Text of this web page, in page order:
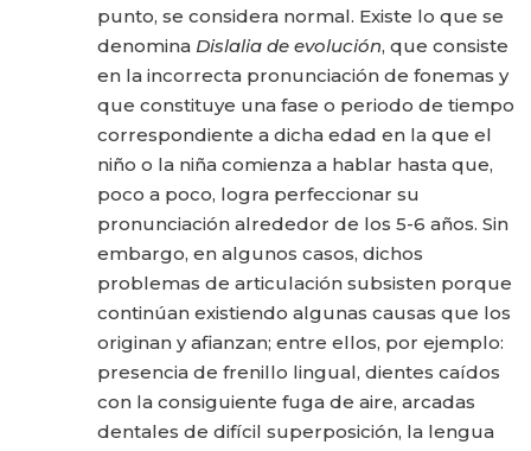
punto, se considera normal. Existe lo que se
denomina Dislalia de evolución, que consiste
en la incorrecta pronunciación de fonemas y
que constituye una fase o periodo de tiempo
correspondiente a dicha edad en la que el
niño o la niña comienza a hablar hasta que,
poco a poco, logra perfeccionar su
pronunciación alrededor de los 5-6 años. Sin
embargo, en algunos casos, dichos
problemas de articulación subsisten porque
continúan existiendo algunas causas que los
originan y afianzan; entre ellos, por ejemplo:
presencia de frenillo lingual, dientes caídos
con la consiguiente fuga de aire, arcadas
dentales de difícil superposición, la lengua